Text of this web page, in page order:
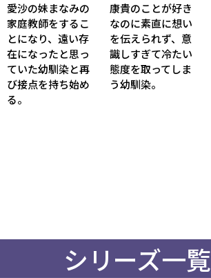
愛沙の妹まなみの
家庭教師をするこ
とになり、遠い存
在になったと思っ
ていた幼馴染と再
び接点を持ち始め
る。
康貴のことが好き
なのに素直に想い
を伝えられず、意
識しすぎて冷たい
態度を取ってしま
う幼馴染。
シリーズ一覧